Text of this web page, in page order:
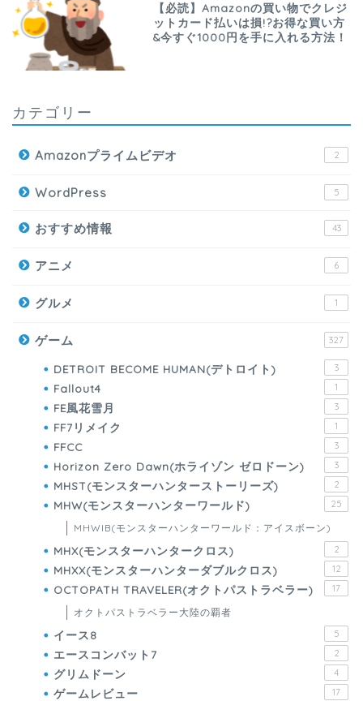
【必読】Amazonの買い物でクレジ
ットカード払いは損!?お得な買い方
&今すぐ1000円を手に入れる方法！
カテゴリー
Amazonプライムビデオ 2
WordPress 5
おすすめ情報 43
アニメ 6
グルメ 1
ゲーム 327
DETROIT BECOME HUMAN(デトロイト) 3
Fallout4 1
FE風花雪月 3
FF7リメイク 1
FFCC 3
Horizon Zero Dawn(ホライゾン ゼロドーン) 3
MHST(モンスターハンターストーリーズ) 2
MHW(モンスターハンターワールド) 25
MHWIB(モンスターハンターワールド：アイスボーン)
MHX(モンスターハンタークロス) 2
MHXX(モンスターハンターダブルクロス) 12
OCTOPATH TRAVELER(オクトパストラベラー) 17
オクトパストラベラー大陸の覇者
イース8 5
エースコンバット7 2
グリムドーン 4
ゲームレビュー 17